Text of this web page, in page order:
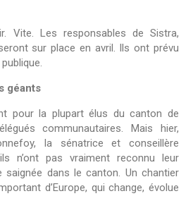
Vite. Les responsables de Sistra,
sur place en avril. Ils ont prévu
géants
pour la plupart élus du canton de
communautaires. Mais hier,
la sénatrice et conseillère
n’ont pas vraiment reconnu leur
saignée dans le canton. Un chantier
d’Europe, qui change, évolue